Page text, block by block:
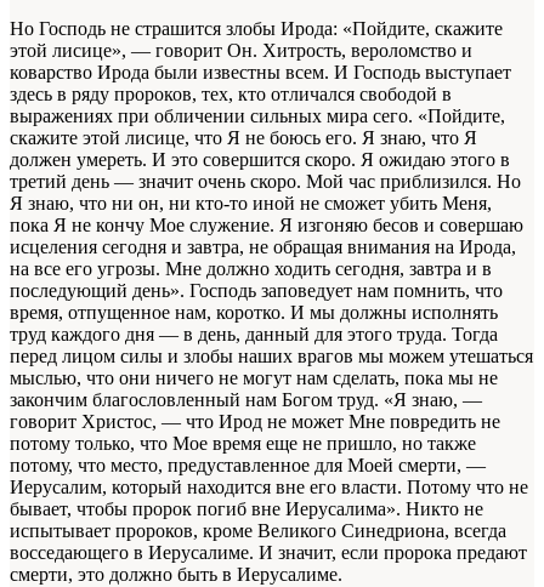
Но Господь не страшится злобы Ирода: «Пойдите, скажите
этой лисице», — говорит Он. Хитрость, вероломство и
коварство Ирода были известны всем. И Господь выступает
здесь в ряду пророков, тех, кто отличался свободой в
выражениях при обличении сильных мира сего. «Пойдите,
скажите этой лисице, что Я не боюсь его. Я знаю, что Я
должен умереть. И это совершится скоро. Я ожидаю этого в
третий день — значит очень скоро. Мой час приблизился. Но
Я знаю, что ни он, ни кто-то иной не сможет убить Меня,
пока Я не кончу Мое служение. Я изгоняю бесов и совершаю
исцеления сегодня и завтра, не обращая внимания на Ирода,
на все его угрозы. Мне должно ходить сегодня, завтра и в
последующий день». Господь заповедует нам помнить, что
время, отпущенное нам, коротко. И мы должны исполнять
труд каждого дня — в день, данный для этого труда. Тогда
перед лицом силы и злобы наших врагов мы можем утешаться
мыслью, что они ничего не могут нам сделать, пока мы не
закончим благословленный нам Богом труд. «Я знаю, —
говорит Христос, — что Ирод не может Мне повредить не
потому только, что Мое время еще не пришло, но также
потому, что место, предуставленное для Моей смерти, —
Иерусалим, который находится вне его власти. Потому что не
бывает, чтобы пророк погиб вне Иерусалима». Никто не
испытывает пророков, кроме Великого Синедриона, всегда
восседающего в Иерусалиме. И значит, если пророка предают
смерти, это должно быть в Иерусалиме.